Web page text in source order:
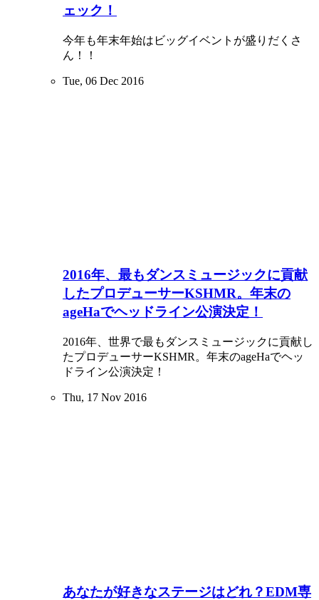
ェック！
今年も年末年始はビッグイベントが盛りだくさ
ん！！
Tue, 06 Dec 2016
2016年、最もダンスミュージックに貢献
したプロデューサーKSHMR。年末の
ageHaでヘッドライン公演決定！
2016年、世界で最もダンスミュージックに貢献し
たプロデューサーKSHMR。年末のageHaでヘッ
ドライン公演決定！
Thu, 17 Nov 2016
あなたが好きなステージはどれ？EDM専